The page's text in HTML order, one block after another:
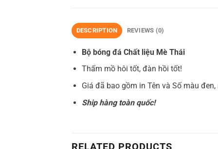
DESCRIPTION REVIEWS (0)
Bộ bóng đá Chất liệu Mè Thái
Thấm mồ hôi tốt, đàn hồi tốt!
Giá đã bao gồm in Tên và Số màu
Ship hàng toàn quốc!